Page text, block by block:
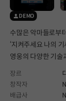
DEMO
수많은 악마들로부
‘지켜주세요 나의
영웅의 다양한 기술
장르
창작자
배급사